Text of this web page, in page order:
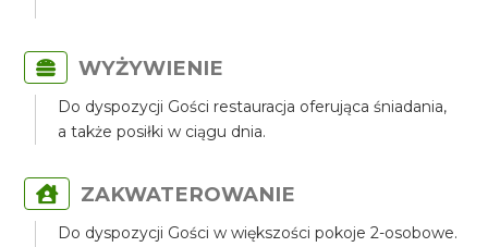
WYŻYWIENIE
Do dyspozycji Gości restauracja oferująca śniadania,
a także posiłki w ciągu dnia.
ZAKWATEROWANIE
Do dyspozycji Gości w większości pokoje 2-osobowe.